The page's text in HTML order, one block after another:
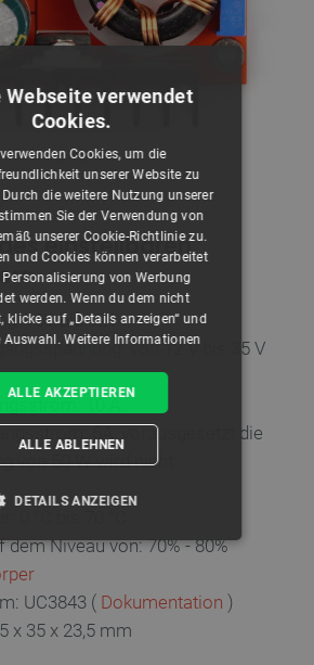
Aufwärtswandler.
einstellbaren
10V bis 32V
von 12 V bis 35 V
10 A.
6A, vorausgesetzt die
von 50 W wird nicht
°C bis 70 °C
Niveau von: 70% - 80%
UC3843 ( Dokumentation )
x 35 x 23,5 mm
Webseite verwendet
Cookies.
Cookies, um die
unserer Website zu
Durch die weitere Nutzung unserer
Sie der Verwendung von
unserer Cookie-Richtlinie zu.
und Cookies können verarbeitet
von Werbung
werden. Wenn du dem nicht
klicke auf „Details anzeigen“ und
Auswahl.Weitere Informationen
ALLE AKZEPTIEREN
ALLE ABLEHNEN
DETAILS ANZEIGEN
ERFORDERLICH